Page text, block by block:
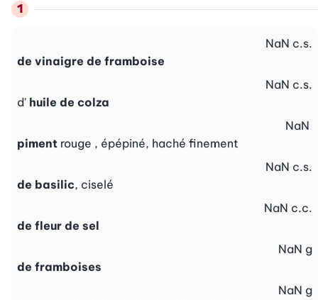
de vinaigre de framboise
NaN c.s.
d' huile de colza
NaN c.s.
piment rouge , épépiné, haché finement
NaN
de basilic, ciselé
NaN c.s.
de fleur de sel
NaN c.c.
de framboises
NaN g
NaN g